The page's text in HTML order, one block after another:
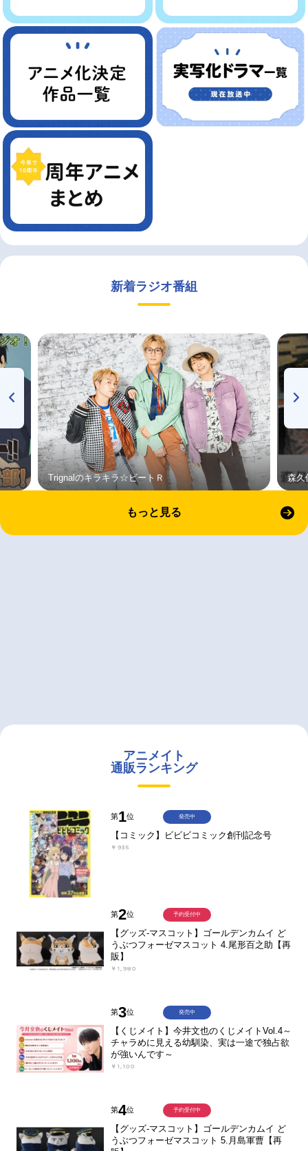
新着ラジオ番組
Trignalのキラキラ☆ビートＲ 森久
もっと見る
アニメイト
通販ランキング
第1位
【コミック】ビビビコミック創刊記念号
￥935
発売中
第2位
【グッズ-マスコット】ゴールデンカムイ ど
うぶつフォーゼマスコット 4.尾形百之助【再
販】
￥1,980
予約受付中
第3位
【くじメイト】今井文也のくじメイトVol.4～
チャラめに見える幼馴染、実は一途で独占欲
が強いんです～
￥1,100
発売中
第4位
【グッズ-マスコット】ゴールデンカムイ ど
うぶつフォーゼマスコット 5.月島軍曹【再
予約受付中